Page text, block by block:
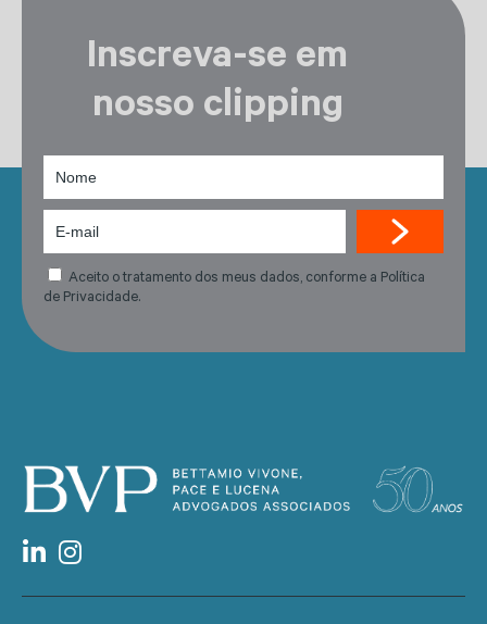
Inscreva-se em
nosso clipping
Aceito o tratamento dos meus dados, conforme a Política
de Privacidade.